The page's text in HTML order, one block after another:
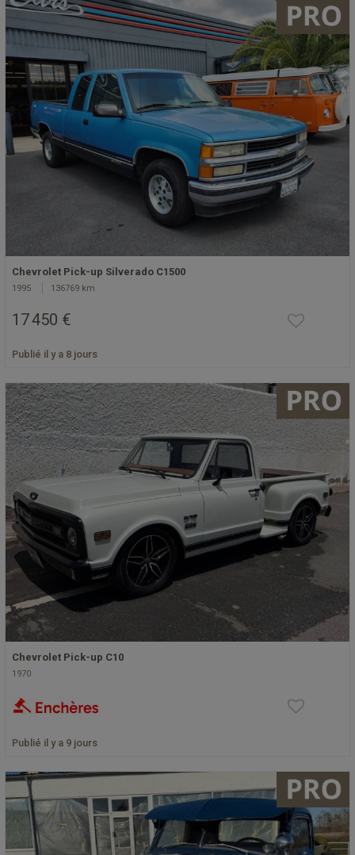
Chevrolet Pick-up Silverado C1500
1995 136769 km
17 450 €
Publié il y a 8 jours
Chevrolet Pick-up C10
1970
Publié il y a 9 jours